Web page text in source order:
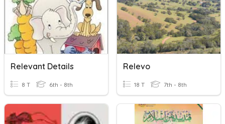
Relevant Details
8 T 6th - 8th
Relevo
18 T 7th - 8th